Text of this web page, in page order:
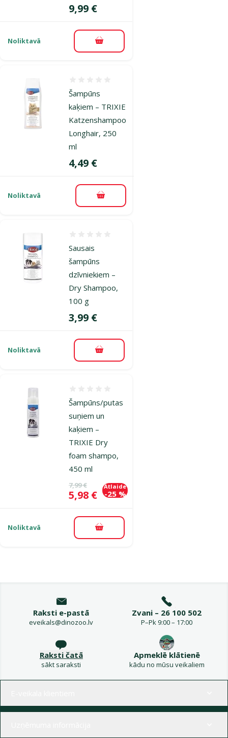
Cena
9,99 €
Noliktavā Pievienot grozam
Šampūns
kaķiem – TRIXIE
Katzenshampoo
Longhair, 250
ml
Cena
4,49 €
Noliktavā Pievienot grozam
Sausais
šampūns
dzīvniekiem –
Dry Shampoo,
100 g
Cena
3,99 €
Noliktavā Pievienot grozam
Šampūns/putas
suņiem un
kaķiem –
TRIXIE Dry
foam shampo,
450 ml
Oriģinālā cena
7,99 €
Cena
5,98 €
Atlaide
-25 %
Noliktavā Pievienot grozam
Raksti e-pastā
eveikals@dinozoo.lv
Zvani – 26 100 502
P–Pk 9:00 – 17:00
Raksti čatā
sākt saraksti
Apmeklē klātienē
kādu no mūsu veikaliem